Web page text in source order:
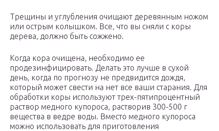
Трещины и углубления очищают деревянным ножом
или острым колышком. Все, что вы сняли с коры
дерева, должно быть сожжено.
Когда кора очищена, необходимо ее
продезинфицировать. Делать это лучше в сухой
день, когда по прогнозу не предвидится дождя,
который может свести на нет все ваши старания. Для
обработки коры используют трех-пятипроцентный
раствор медного купороса, растворив 300-500 г
вещества в ведре воды. Вместо медного купороса
можно использовать для приготовления